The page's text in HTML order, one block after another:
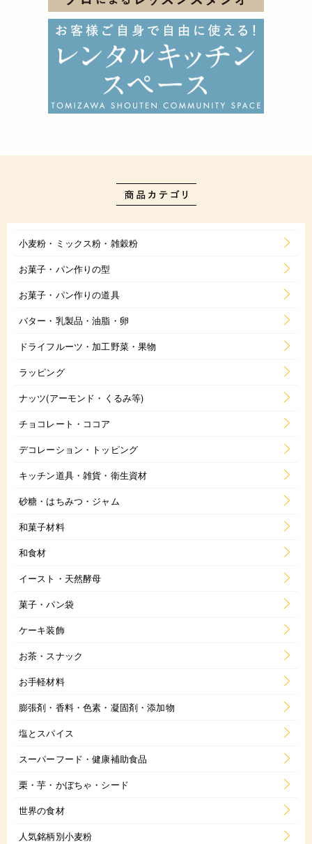
小麦粉・ミックス粉・雑穀粉
お菓子・パン作りの型
お菓子・パン作りの道具
バター・乳製品・油脂・卵
ドライフルーツ・加工野菜・果物
ラッピング
ナッツ(アーモンド・くるみ等)
チョコレート・ココア
デコレーション・トッピング
キッチン道具・雑貨・衛生資材
砂糖・はちみつ・ジャム
和菓子材料
和食材
イースト・天然酵母
菓子・パン袋
ケーキ装飾
お茶・スナック
お手軽材料
膨張剤・香料・色素・凝固剤・添加物
塩とスパイス
スーパーフード・健康補助食品
栗・芋・かぼちゃ・シード
世界の食材
人気銘柄別小麦粉